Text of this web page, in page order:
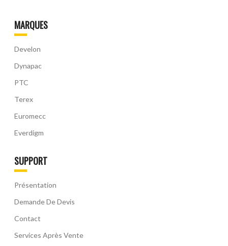
MARQUES
Develon
Dynapac
PTC
Terex
Euromecc
Everdigm
SUPPORT
Présentation
Demande De Devis
Contact
Services Après Vente